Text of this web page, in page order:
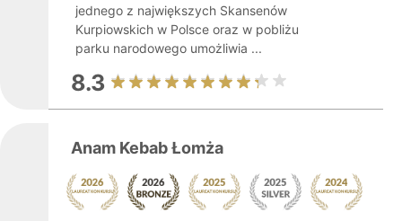
jednego z największych Skansenów
Kurpiowskich w Polsce oraz w pobliżu
parku narodowego umożliwia ...
8.3
Anam Kebab Łomża